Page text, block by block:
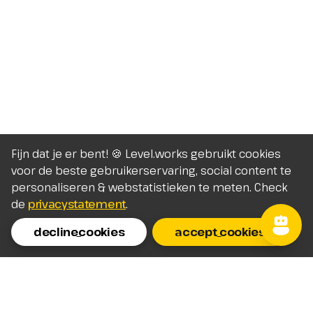
Fijn dat je er bent! 🍪 Level.works gebruikt cookies
voor de beste gebruikerservaring, social content te
personaliseren & webstatistieken te meten. Check
de privacystatement.
decline_cookies
accept_cookies